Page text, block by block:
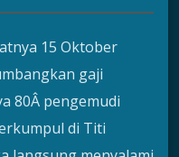
15 Oktober
gaji
80Â pengemudi
di Titi